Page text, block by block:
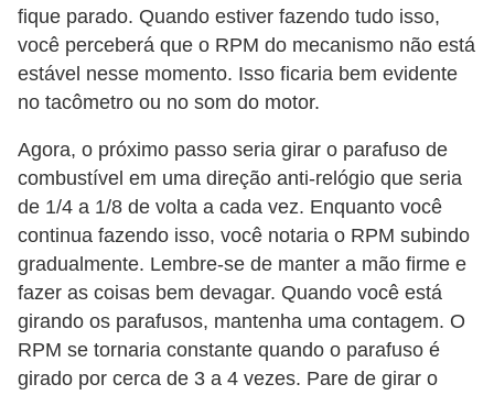
fique parado. Quando estiver fazendo tudo isso,
você perceberá que o RPM do mecanismo não está
estável nesse momento. Isso ficaria bem evidente
no tacômetro ou no som do motor.
Agora, o próximo passo seria girar o parafuso de
combustível em uma direção anti-relógio que seria
de 1/4 a 1/8 de volta a cada vez. Enquanto você
continua fazendo isso, você notaria o RPM subindo
gradualmente. Lembre-se de manter a mão firme e
fazer as coisas bem devagar. Quando você está
girando os parafusos, mantenha uma contagem. O
RPM se tornaria constante quando o parafuso é
girado por cerca de 3 a 4 vezes. Pare de girar o